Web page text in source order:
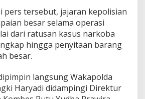
pers tersebut, jajaran kepolisian
besar selama operasi
dari ratusan kasus narkoba
hingga penyitaan barang
besar.
langsung Wakapolda
Haryadi didampingi Direktur